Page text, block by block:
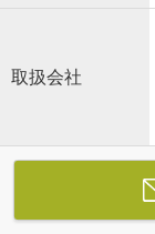
取扱会社